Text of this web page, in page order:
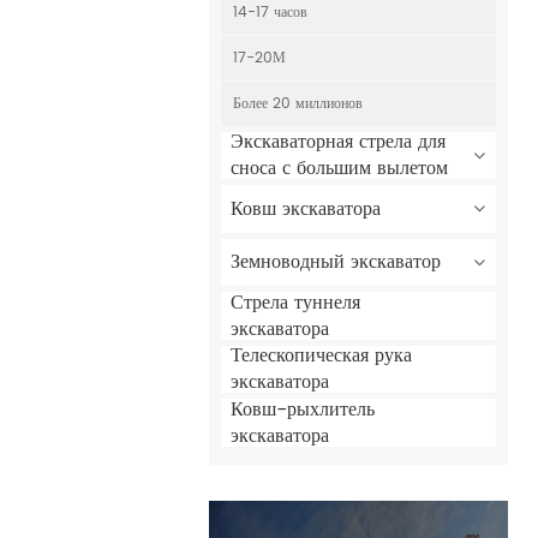
14-17 часов
17-20М
Более 20 миллионов
Экскаваторная стрела для
сноса с большим вылетом
Ковш экскаватора
Земноводный экскаватор
Стрела туннеля
экскаватора
Телескопическая рука
экскаватора
Ковш-рыхлитель
экскаватора